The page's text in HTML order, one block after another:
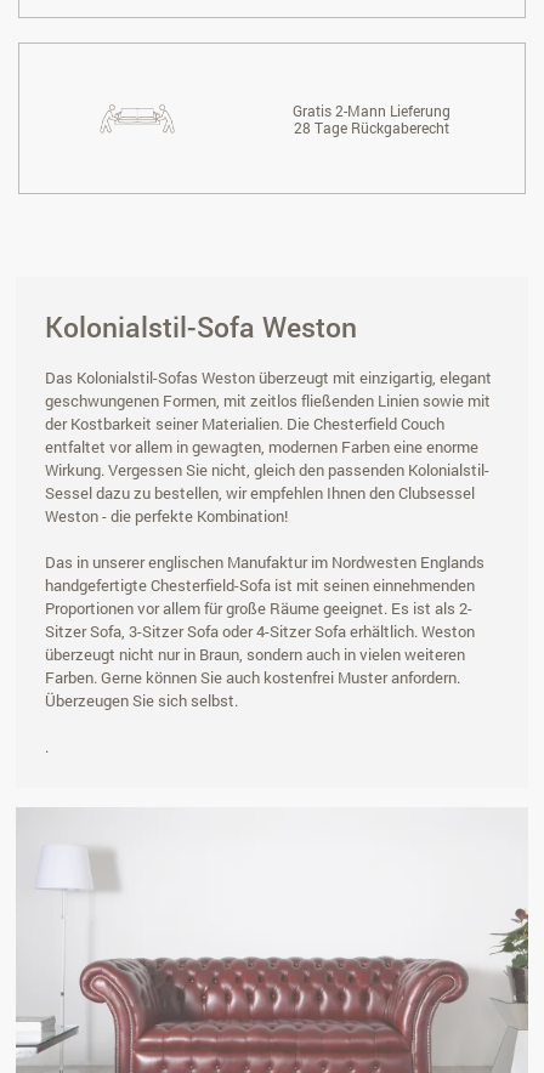
Gratis 2-Mann Lieferung
28 Tage Rückgaberecht
Kolonialstil-Sofa Weston
Das Kolonialstil-Sofas Weston überzeugt mit einzigartig, elegant
geschwungenen Formen, mit zeitlos fließenden Linien sowie mit
der Kostbarkeit seiner Materialien. Die Chesterfield Couch
entfaltet vor allem in gewagten, modernen Farben eine enorme
Wirkung. Vergessen Sie nicht, gleich den passenden Kolonialstil-
Sessel dazu zu bestellen, wir empfehlen Ihnen den Clubsessel
Weston - die perfekte Kombination!
Das in unserer englischen Manufaktur im Nordwesten Englands
handgefertigte Chesterfield-Sofa ist mit seinen einnehmenden
Proportionen vor allem für große Räume geeignet. Es ist als 2-
Sitzer Sofa, 3-Sitzer Sofa oder 4-Sitzer Sofa erhältlich. Weston
überzeugt nicht nur in Braun, sondern auch in vielen weiteren
Farben. Gerne können Sie auch kostenfrei Muster anfordern.
Überzeugen Sie sich selbst.
.